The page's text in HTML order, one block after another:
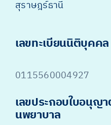
สุราษฎร์ธานี
เลขทะเบียนนิติบุคคล
0115560004927
เลขประกอบใบอนุญ
นพยาบาล